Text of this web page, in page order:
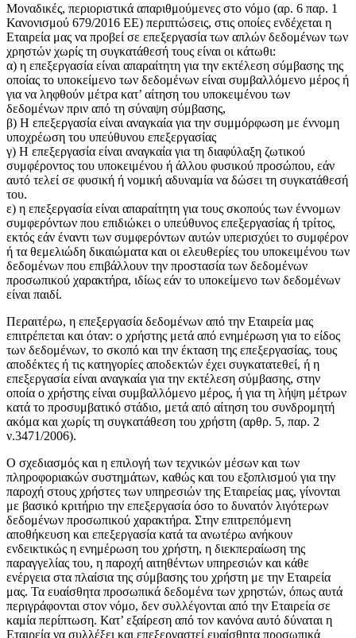
Μοναδικές, περιοριστικά απαριθμούμενες στο νόμο (αρ. 6 παρ. 1
Κανονισμού 679/2016 ΕΕ) περιπτώσεις, στις οποίες ενδέχεται η
Εταιρεία μας να προβεί σε επεξεργασία των απλών δεδομένων των
χρηστών χωρίς τη συγκατάθεσή τους είναι οι κάτωθι:
α) η επεξεργασία είναι απαραίτητη για την εκτέλεση σύμβασης της
οποίας το υποκείμενο των δεδομένων είναι συμβαλλόμενο μέρος ή
για να ληφθούν μέτρα κατ’ αίτηση του υποκειμένου των
δεδομένων πριν από τη σύναψη σύμβασης,
β) Η επεξεργασία είναι αναγκαία για την συμμόρφωση με έννομη
υποχρέωση του υπεύθυνου επεξεργασίας
γ) Η επεξεργασία είναι αναγκαία για τη διαφύλαξη ζωτικού
συμφέροντος του υποκειμένου ή άλλου φυσικού προσώπου, εάν
αυτό τελεί σε φυσική ή νομική αδυναμία να δώσει τη συγκατάθεσή
του.
ε) η επεξεργασία είναι απαραίτητη για τους σκοπούς των έννομων
συμφερόντων που επιδιώκει ο υπεύθυνος επεξεργασίας ή τρίτος,
εκτός εάν έναντι των συμφερόντων αυτών υπερισχύει το συμφέρον
ή τα θεμελιώδη δικαιώματα και οι ελευθερίες του υποκειμένου των
δεδομένων που επιβάλλουν την προστασία των δεδομένων
προσωπικού χαρακτήρα, ιδίως εάν το υποκείμενο των δεδομένων
είναι παιδί.
Περαιτέρω, η επεξεργασία δεδομένων από την Εταιρεία μας
επιτρέπεται και όταν: ο χρήστης μετά από ενημέρωση για το είδος
των δεδομένων, το σκοπό και την έκταση της επεξεργασίας, τους
αποδέκτες ή τις κατηγορίες αποδεκτών έχει συγκατατεθεί, ή η
επεξεργασία είναι αναγκαία για την εκτέλεση σύμβασης, στην
οποία ο χρήστης είναι συμβαλλόμενο μέρος, ή για τη λήψη μέτρων
κατά το προσυμβατικό στάδιο, μετά από αίτηση του συνδρομητή
ακόμα και χωρίς τη συγκατάθεση του χρήστη (αρθρ. 5, παρ. 2
ν.3471/2006).
Ο σχεδιασμός και η επιλογή των τεχνικών μέσων και των
πληροφοριακών συστημάτων, καθώς και του εξοπλισμού για την
παροχή στους χρήστες των υπηρεσιών της Εταιρείας μας, γίνονται
με βασικό κριτήριο την επεξεργασία όσο το δυνατόν λιγότερων
δεδομένων προσωπικού χαρακτήρα. Στην επιτρεπόμενη
αποθήκευση και επεξεργασία κατά τα ανωτέρω ανήκουν
ενδεικτικώς η ενημέρωση του χρήστη, η διεκπεραίωση της
παραγγελίας του, η παροχή αιτηθέντων υπηρεσιών και κάθε
ενέργεια στα πλαίσια της σύμβασης του χρήστη με την Εταιρεία
μας. Τα ευαίσθητα προσωπικά δεδομένα των χρηστών, όπως αυτά
περιγράφονται στον νόμο, δεν συλλέγονται από την Εταιρεία σε
καμία περίπτωση. Κατ’ εξαίρεση από τον κανόνα αυτό δύναται η
Εταιρεία να συλλέξει και επεξεργαστεί ευαίσθητα προσωπικά